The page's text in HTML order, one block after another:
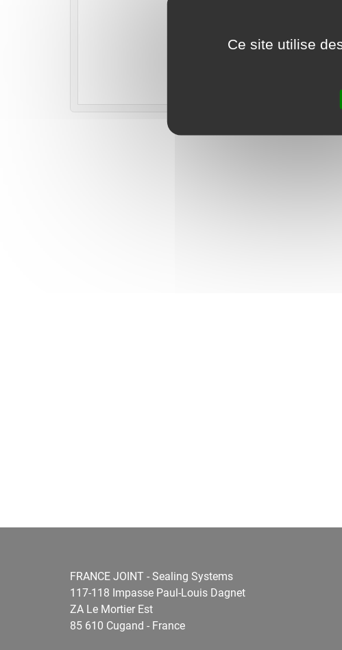
FRANCE JOINT - Sealing Systems
117-118 Impasse Paul-Louis Dagnet
ZA Le Mortier Est
85 610 Cugand - France
Ce site utilise